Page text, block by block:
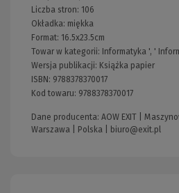
Liczba stron: 106
Okładka: miękka
Format: 16.5x23.5cm
Towar w kategorii: Informatyka ', '
Wersja publikacji: Książka papier
ISBN: 9788378370017
Kod towaru: 9788378370017
Dane producenta: AOW EXIT |
Warszawa | Polska | biuro@exit.pl